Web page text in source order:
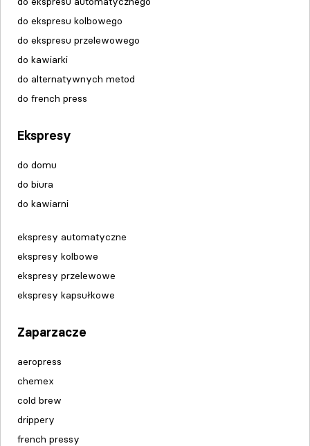
do ekspresu kolbowego
do ekspresu przelewowego
do kawiarki
do alternatywnych metod
do french press
Ekspresy
do domu
do biura
do kawiarni
ekspresy automatyczne
ekspresy kolbowe
ekspresy przelewowe
ekspresy kapsułkowe
Zaparzacze
aeropress
chemex
cold brew
drippery
french pressy